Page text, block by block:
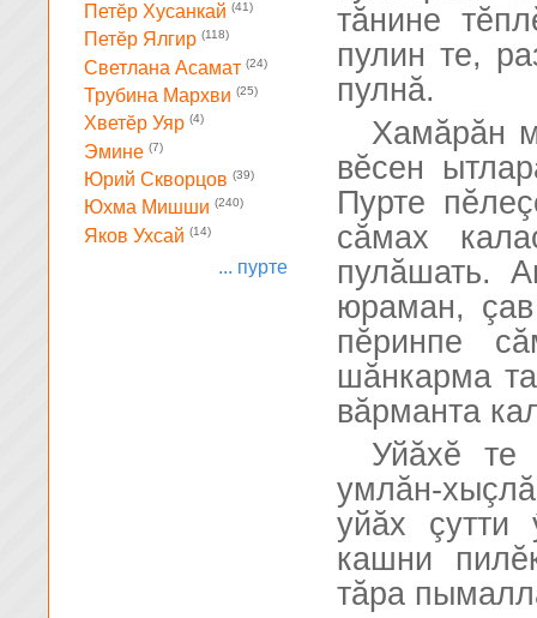
тăнине
пулин те,
пулнă.
Хамăрăн
вĕсен
Пурте
сăмах
пулăшать.
юраман,
пĕринпе
шăнкарма
вăрманта
Уйăхĕ те
умлăн-
уйăх çутти
кашни
тăра
Петĕр Хусанкай (41)
Петĕр Ялгир (118)
Светлана Асамат (24)
Трубина Мархви (25)
Хветĕр Уяр (4)
Эмине (7)
Юрий Скворцов (39)
Юхма Мишши (240)
Яков Ухсай (14)
... пурте